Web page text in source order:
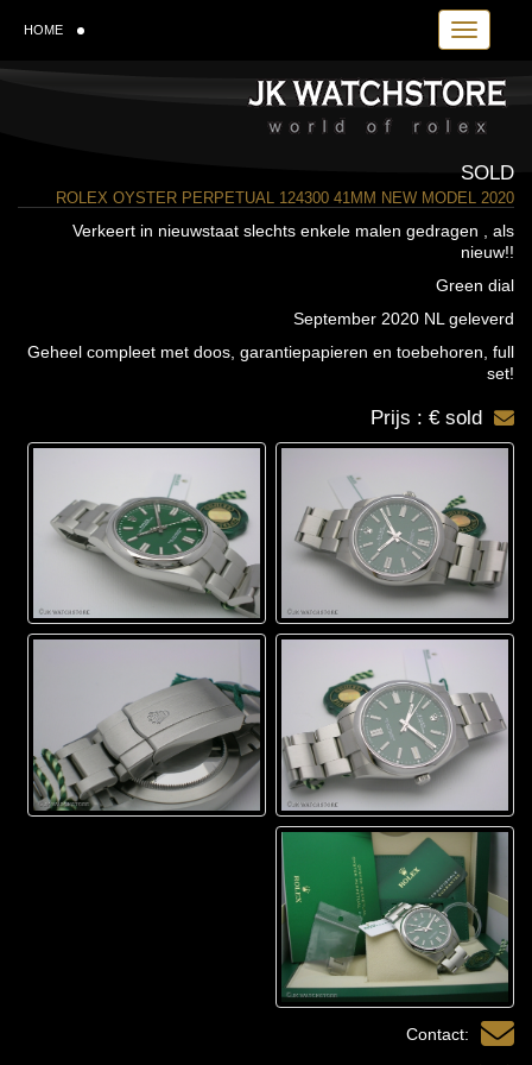
Toggle
HOME
SOLD
ROLEX OYSTER PERPETUAL 124300 41MM NEW MODEL 2020
Verkeert in nieuwstaat slechts enkele malen gedragen , als
nieuw!!
Green dial
September 2020 NL geleverd
Geheel compleet met doos, garantiepapieren en toebehoren, full
set!
Prijs : € sold
Contact: